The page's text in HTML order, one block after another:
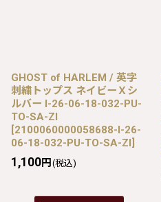
GHOST of HARLEM / 英字
刺繍トップス ネイビーＸシ
ルバー I-26-06-18-032-PU-
TO-SA-ZI
[2100060000058688-I-26-
06-18-032-PU-TO-SA-ZI]
1,100円 (税込)